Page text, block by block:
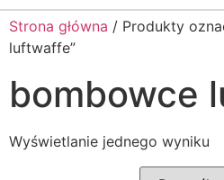
Strona główna / Produkty
luftwaffe”
bombowce
Wyświetlanie jednego wyniku